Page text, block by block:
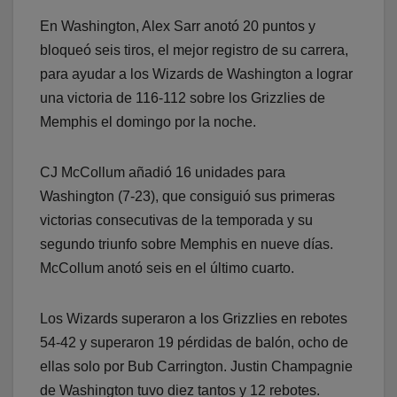
En Washington, Alex Sarr anotó 20 puntos y
bloqueó seis tiros, el mejor registro de su carrera,
para ayudar a los Wizards de Washington a lograr
una victoria de 116-112 sobre los Grizzlies de
Memphis el domingo por la noche.
CJ McCollum añadió 16 unidades para
Washington (7-23), que consiguió sus primeras
victorias consecutivas de la temporada y su
segundo triunfo sobre Memphis en nueve días.
McCollum anotó seis en el último cuarto.
Los Wizards superaron a los Grizzlies en rebotes
54-42 y superaron 19 pérdidas de balón, ocho de
ellas solo por Bub Carrington. Justin Champagnie
de Washington tuvo diez tantos y 12 rebotes.